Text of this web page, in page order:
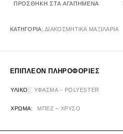
ΠΡΟΣΘΉΚΗ ΣΤΑ ΑΓΑΠΗΜΈΝΑ
ΚΑΤΗΓΟΡΊΑ:ΔΙΑΚΟΣΜΗΤΙΚΑ ΜΑΞΙΛΑΡΙΑ
ΕΠΙΠΛΈΟΝ ΠΛΗΡΟΦΟΡΊΕΣ
ΥΛΙΚΌ ΥΦΑΣΜΑ – POLYESTER
ΧΡΏΜΑ ΜΠΕΖ – ΧΡΥΣΟ